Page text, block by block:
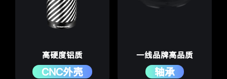
高硬度铝质
CNC外壳
一线品牌高品质
轴承